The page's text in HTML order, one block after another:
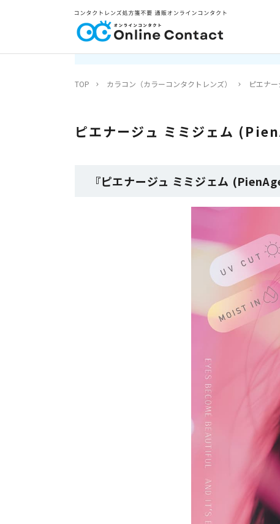
TOP カラコン（カラーコンタクトレンズ） ピエナ
ピエナージュ ミミジェム
『ピエナージュ ミミジェム